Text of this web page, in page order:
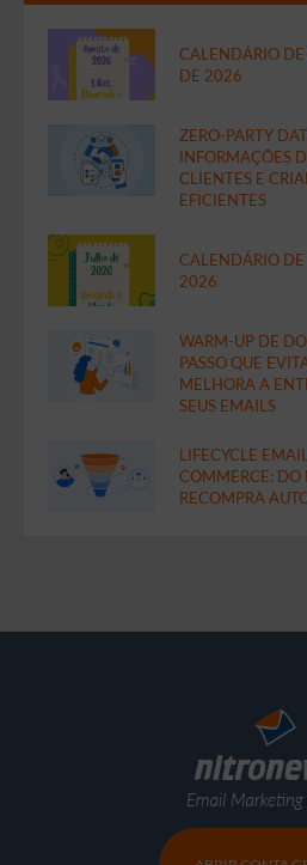
CALENDÁRIO
DE 2026
ZERO-PARTY
INFORMAÇÕES
CLIENTES E
EFICIENTES
CALENDÁRIO
2026
WARM-UP DE
PASSO QUE
MELHORA A
SEUS EMAILS
LIFECYCLE
COMMERCE: DO
RECOMPRA